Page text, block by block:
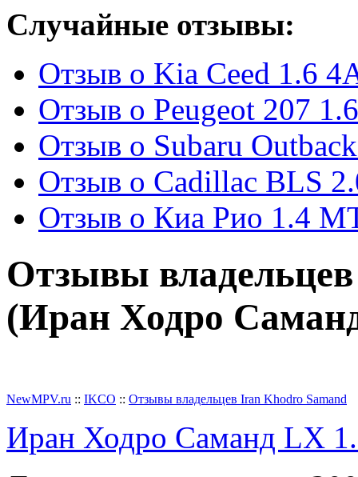
Случайные отзывы:
Отзыв о Kia Ceed 1.6
Отзыв о Peugeot 207
Отзыв о Subaru
Отзыв о Cadillac BLS
Отзыв о Киа Рио 1.4
Отзывы
(Иран Ходро
NewMPV.ru :: IKCO :: Отзывы владельцев Iran Khodro Samand
Иран Ходро Саманд LX